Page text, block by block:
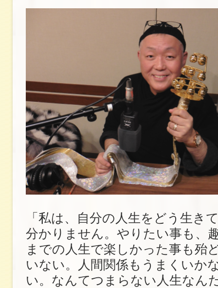
「私は、自分の人生をどう生き
分かりません。やりたい事も、
までの人生で楽しかった事も殆
いない。人間関係もうまくいか
い。なんてつまらない人生なん